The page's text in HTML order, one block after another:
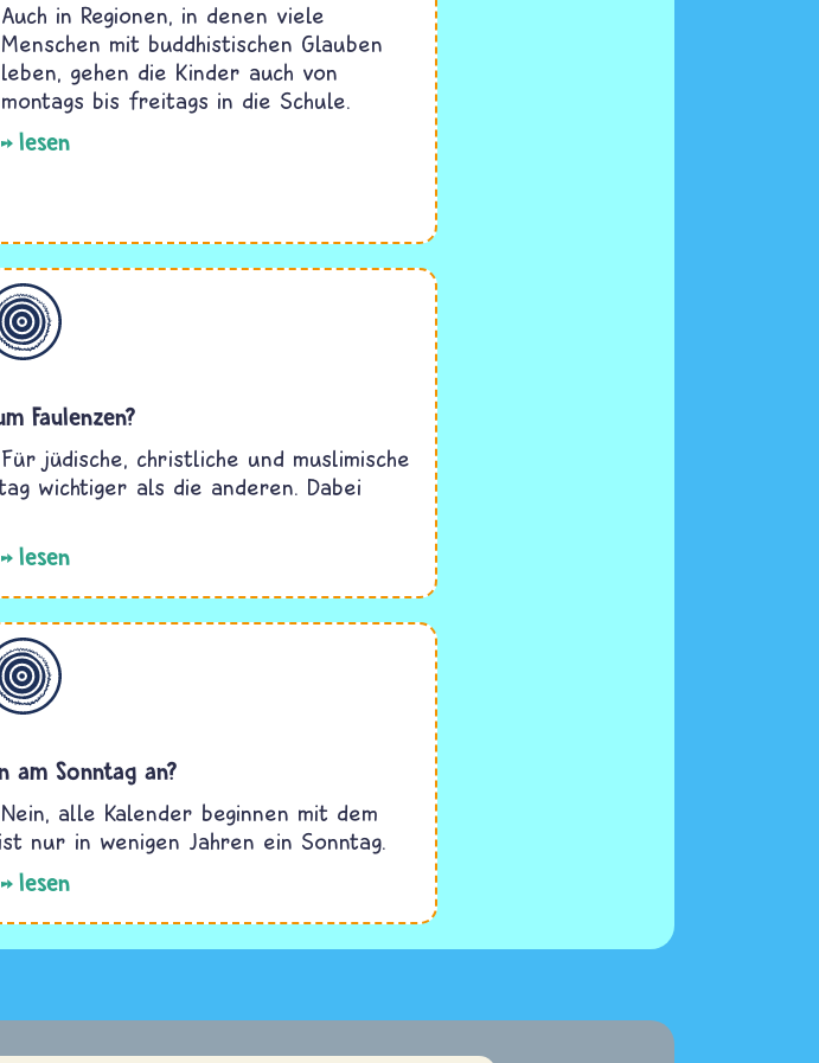
Auch in Regionen, in denen viele
Menschen mit buddhistischen Glauben
leben, gehen die Kinder auch von
montags bis freitags in die Schule.
lesen
Faulenzen?
Für jüdische, christliche und muslimische
wichtiger als die anderen. Dabei
lesen
am Sonntag an?
Nein, alle Kalender beginnen mit dem
nur in wenigen Jahren ein Sonntag.
lesen